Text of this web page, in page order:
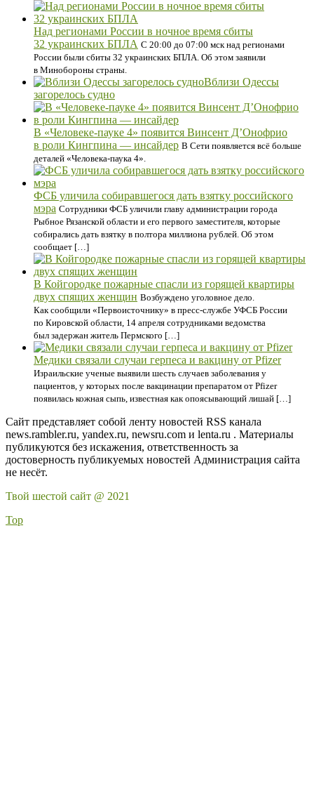
Над регионами России в ночное время сбиты
32 украинских БПЛА С 20:00 до 07:00 мск над регионами
России были сбиты 32 украинских БПЛА. Об этом заявили
в Минобороны страны.
Вблизи Одессы
загорелось судно
В «Человеке-пауке 4» появится Винсент Д’Онофрио
в роли Кингпина — инсайдер В Сети появляется всё больше
деталей «Человека-паука 4».
ФСБ уличила собиравшегося дать взятку российского
мэра Сотрудники ФСБ уличили главу администрации города
Рыбное Рязанской области и его первого заместителя, которые
собирались дать взятку в полтора миллиона рублей. Об этом
сообщает […]
В Койгородке пожарные спасли из горящей квартиры
двух спящих женщин Возбуждено уголовное дело.
Как сообщили «Первоисточнику» в пресс-службе УФСБ России
по Кировской области, 14 апреля сотрудниками ведомства
был задержан житель Пермского […]
Медики связали случаи герпеса и вакцину от Pfizer
Израильские ученые выявили шесть случаев заболевания у
пациентов, у которых после вакцинации препаратом от Pfizer
появилась кожная сыпь, известная как опоясывающий лишай […]
Сайт представляет собой ленту новостей RSS канала
news.rambler.ru, yandex.ru, newsru.com и lenta.ru . Материалы
публикуются без искажения, ответственность за
достоверность публикуемых новостей Администрация сайта
не несёт.
Твой шестой сайт @ 2021
Top